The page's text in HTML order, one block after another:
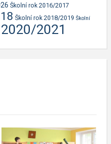
Školní rok 2016/2017
Školní rok 2018/2019 Školní
2021